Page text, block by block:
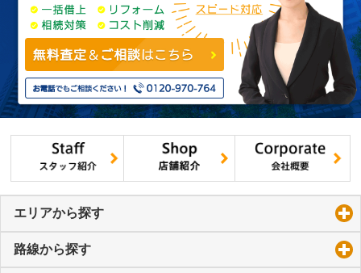
エリアから探す
路線から探す